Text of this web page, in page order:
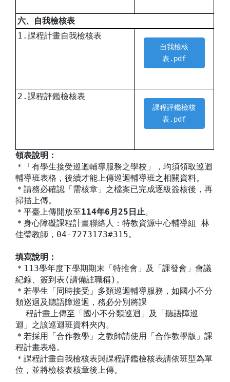
六、自我檢核表
1.課程計畫自我檢核表
自我檢核
表.pdf
2.課程評鑑檢核表
課程評鑑檢核
表.pdf
領表說明：
＊「有學生接受巡迴輔導服務之學校」，均須領取巡迴
輔導班表格，後續才能上傳巡迴輔導班之相關資料。
＊請務必確認「需核章」之檔案已完成逐級簽核後，再
掃描上傳。
＊平臺上傳開放至114年6月25日止。
＊身心障礙課程計畫聯絡人：特教資源中心輔導組 林
佳瑩教師，04-7273173#315。
填寫說明：
＊113學年度下學期期末「特推會」及「課發會」會議
紀錄、簽到表(請備註職稱)。
＊若學生「同時接受」多類巡迴輔導服務，如國小不分
類巡迴及聽語障巡迴，務必分別將課
程計畫上傳至「國小不分類巡迴」及「聽語障巡
迴」之該巡迴班資料夾內。
＊若採用「合作教學」之教師請使用「合作教學版」課
程計畫表格。
＊課程計畫自我檢核表與課程評鑑檢核表請依班型為單
位，並將檢核表核章後上傳。